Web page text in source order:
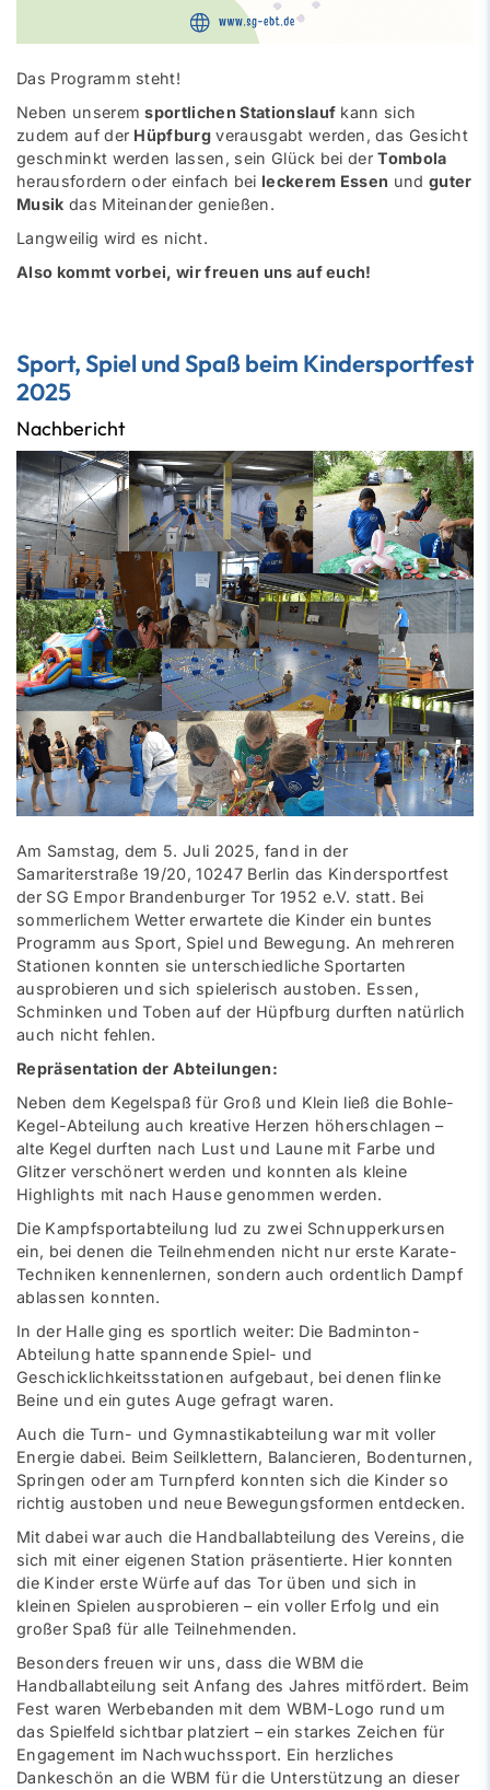
Das Programm steht!
Neben unseremsportlichen Stationslauf kann sich
zudem auf der Hüpfburg verausgabt werden, das Gesicht
geschminkt werden lassen, sein Glück bei derTombola
herausfordern oder einfach bei leckerem Essen undguter
Musik das Miteinander genießen.
Langweilig wird es nicht.
Also kommt vorbei, wir freuen uns auf euch!
Sport, Spiel und Spaß beim Kindersportfest
2025
Nachbericht
Am Samstag, dem 5. Juli 2025, fand in der
Samariterstraße 19/20, 10247 Berlin das Kindersportfest
der SG Empor Brandenburger Tor 1952 e.V. statt. Bei
sommerlichem Wetter erwartete die Kinder ein buntes
Programm aus Sport, Spiel und Bewegung. An mehreren
Stationen konnten sie unterschiedliche Sportarten
ausprobieren und sich spielerisch austoben. Essen,
Schminken und Toben auf der Hüpfburg durften natürlich
auch nicht fehlen.
Repräsentation der Abteilungen:
Neben dem Kegelspaß für Groß und Klein ließ die Bohle-
Kegel-Abteilung auch kreative Herzen höherschlagen –
alte Kegel durften nach Lust und Laune mit Farbe und
Glitzer verschönert werden und konnten als kleine
Highlights mit nach Hause genommen werden.
Die Kampfsportabteilung lud zu zwei Schnupperkursen
ein, bei denen die Teilnehmenden nicht nur erste Karate-
Techniken kennenlernen, sondern auch ordentlich Dampf
ablassen konnten.
In der Halle ging es sportlich weiter: Die Badminton-
Abteilung hatte spannende Spiel- und
Geschicklichkeitsstationen aufgebaut, bei denen flinke
Beine und ein gutes Auge gefragt waren.
Auch die Turn- und Gymnastikabteilung war mit voller
Energie dabei. Beim Seilklettern, Balancieren, Bodenturnen,
Springen oder am Turnpferd konnten sich die Kinder so
richtig austoben und neue Bewegungsformen entdecken.
Mit dabei war auch die Handballabteilung des Vereins, die
sich mit einer eigenen Station präsentierte. Hier konnten
die Kinder erste Würfe auf das Tor üben und sich in
kleinen Spielen ausprobieren – ein voller Erfolg und ein
großer Spaß für alle Teilnehmenden.
Besonders freuen wir uns, dass die WBM die
Handballabteilung seit Anfang des Jahres mitfördert. Beim
Fest waren Werbebanden mit dem WBM-Logo rund um
das Spielfeld sichtbar platziert – ein starkes Zeichen für
Engagement im Nachwuchssport. Ein herzliches
Dankeschön an die WBM für die Unterstützung an dieser